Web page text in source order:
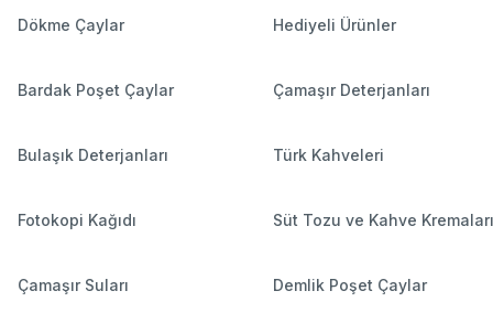
Dökme Çaylar Hediyeli Ürünler
Bardak Poşet Çaylar Çamaşır Deterjanları
Bulaşık Deterjanları Türk Kahveleri
Fotokopi Kağıdı Süt Tozu ve Kahve Kremaları
Çamaşır Suları Demlik Poşet Çaylar